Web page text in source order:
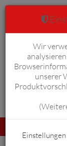
umschalten
Wir
unserer
(
Einstellungen